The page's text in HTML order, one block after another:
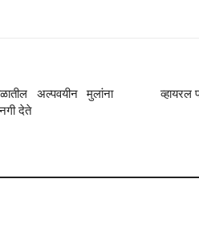
अल्पवयीन मुलांना
देते
व्हायरल